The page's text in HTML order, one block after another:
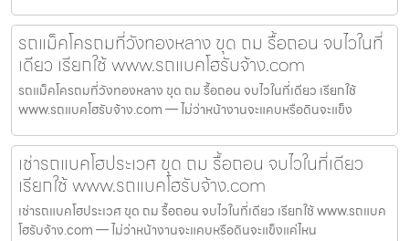
รถแม็คโครถมที่วังทองหลาง ขุด ถม รื้อถอน จบไวในที่
เดียว เรียกใช้ www.รถแบคโฮรับจ้าง.com
รถแม็คโครถมที่วังทองหลาง ขุด ถม รื้อถอน จบไวในที่เดียว เรียกใช้
www.รถแบคโฮรับจ้าง.com — ไม่ว่าหน้างานจะแคบหรือดินจะแข็ง
เช่ารถแบคโฮประเวศ ขุด ถม รื้อถอน จบไวในที่เดียว
เรียกใช้ www.รถแบคโฮรับจ้าง.com
เช่ารถแบคโฮประเวศ ขุด ถม รื้อถอน จบไวในที่เดียว เรียกใช้ www.รถแบค
โฮรับจ้าง.com — ไม่ว่าหน้างานจะแคบหรือดินจะแข็งแค่ไหน